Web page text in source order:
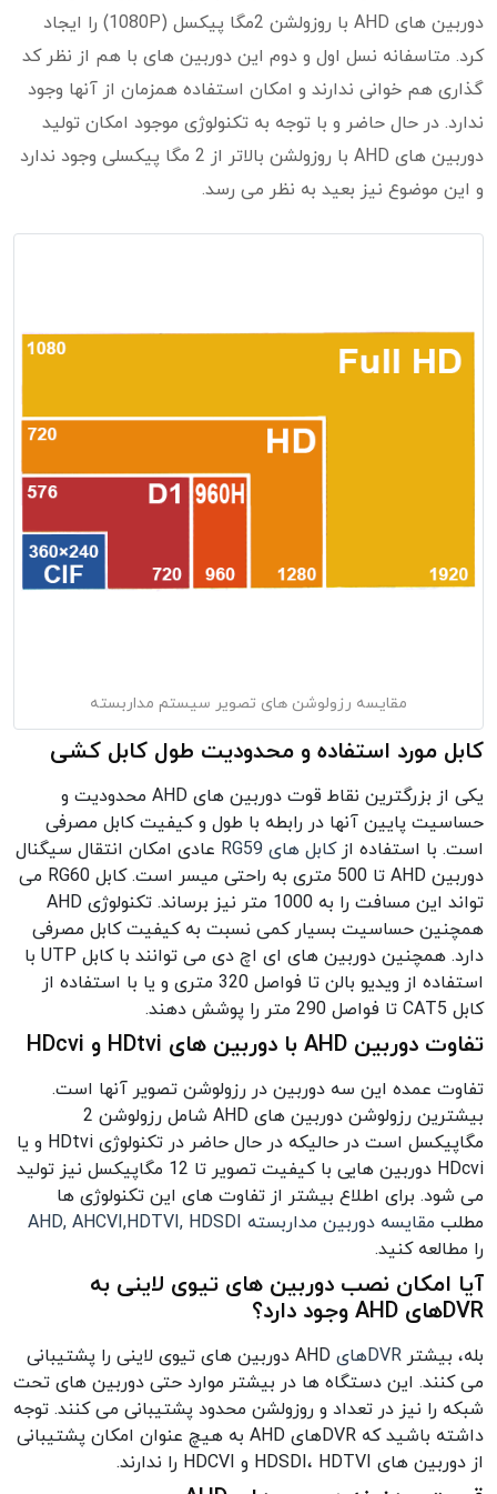
دوربین های AHD با روزولشن 2مگا پیکسل (1080P) را ایجاد
کرد. متاسفانه نسل اول و دوم این دوربین های با هم از نظر کد
گذاری هم خوانی ندارند و امکان استفاده همزمان از آنها وجود
ندارد. در حال حاضر و با توجه به تکنولوژی موجود امکان تولید
دوربین های AHD با روزولشن بالاتر از 2 مگا پیکسلی وجود ندارد
و این موضوع نیز بعید به نظر می رسد.
مقایسه رزولوشن های تصویر سیستم مداربسته
کابل مورد استفاده و محدودیت طول کابل کشی
یکی از بزرگترین نقاط قوت دوربین های AHD محدودیت و
حساسیت پایین آنها در رابطه با طول و کیفیت کابل مصرفی
است. با استفاده ازکابل های RG59
عادی امکان انتقال سیگنال
دوربین AHD تا 500 متری به راحتی میسر است. کابل RG60 می
تواند این مسافت را به 1000 متر نیز برساند. تکنولوژی AHD
همچنین حساسیت بسیار کمی نسبت به کیفیت کابل مصرفی
دارد. همچنین دوربین های ای اچ دی می توانند با کابل UTP با
استفاده از ویدیو بالن تا فواصل 320 متری و یا با استفاده از
کابل CAT5 تا فواصل 290 متر را پوشش دهند.
تفاوت دوربین AHD با دوربین های HDtvi و HDcvi
تفاوت عمده این سه دوربین در رزولوشن تصویر آنها است.
بیشترین رزولوشن دوربین های AHD شامل رزولوشن 2
مگاپیکسل است در حالیکه در حال حاضر در تکنولوژی HDtvi و یا
HDcvi دوربین هایی با کیفیت تصویر تا 12 مگاپیکسل نیز تولید
می شود. برای اطلاع بیشتر از تفاوت های این تکنولوژی ها
مطلب مقایسه دوربین مداربسته AHD, AHCVI,HDTVI, HDSDI
را مطالعه کنید.
آیا امکان نصب دوربین های تیوی لاینی به
DVRهای AHD وجود دارد؟
بله، بیشتر DVRهای
AHD دوربین های تیوی لاینی را پشتیبانی
می کنند. این دستگاه ها در بیشتر موارد حتی دوربین های تحت
شبکه را نیز در تعداد و روزولشن محدود پشتیبانی می کنند. توجه
داشته باشید که DVRهای AHD به هیچ عنوان امکان پشتیبانی
از دوربین های HDSDI، HDTVI و HDCVI را ندارند.